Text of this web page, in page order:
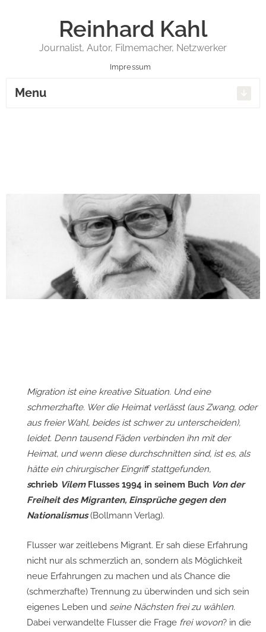
Reinhard Kahl
Journalist, Autor, Filmemacher, Netzwerker
Impressum
Menu
Migration ist eine kreative Situation. Und eine
schmerzhafte. Wer die Heimat verlässt (aus Zwang, oder
aus freier Wahl, beides ist schwer zu unterscheiden),
leidet. Denn tausend Fäden verbinden ihn mit der
Heimat, und wenn diese durchschnitten sind, ist es, als
hätte ein chirurgischer Eingriff stattgefunden,
schrieb Vilem Flusses 1994 in seinem Buch Von der
Freiheit des Migranten, Einsprüche gegen den
Nationalismus(Bollmann Verlag).
Flusser war zeitlebens Migrant. Er sah diese Erfahrung
nicht nur als schmerzlich an, sondern als Möglichkeit
neue Erfahrungen zu machen und als Chance die
(schmerzhafte) Trennung zu überwinden und sich sein
eigenes Leben und seine Nächsten frei zu wählen.
Dabei verwandelte Flusser die Frage frei wovon? in die